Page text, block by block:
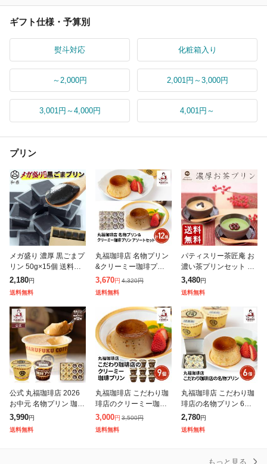
ギフト仕様・予算別
熨斗対応 化粧箱入り
～2,000円 2,001円～3,000円
3,001円～4,000円 4,001円～
プリン
メガ盛り 濃厚 黒ごまプ
リン 50g×15個 送料無
料 ご自宅用 一口サイズ
ミニ プリン 卵不使用
2,180円
送料無料
丸福珈琲店 名物プリン
&クリーミー珈琲プリン
計12個 アソートセット
洋菓子 詰め合わせ お取
3,670円 4,320円
送料無料
パティスリー茶匠庵 お
濃い茶プリンセット 抹
茶小豆プリン&ほうじ茶
ラテプリン 送料無料 ス
実用的 内祝い
3,480円
送料無料
公式 丸福珈琲店 2026
お中元 名物プリン 珈琲
プリン2種12個詰合せ
食べ比べセット 濃厚 ス
3,990円
送料無料
丸福珈琲店 こだわり珈
琲店のクリーミー珈琲
プリン 9個入り スイー
ツ 洋菓子 プリン お取
3,000円 3,500円
送料無料
丸福珈琲店 こだわり珈
琲店の名物プリン 6個
入 スイーツ 洋菓子 デ
ザート プリン 送料込み
2,780円
送料無料
もっと見る